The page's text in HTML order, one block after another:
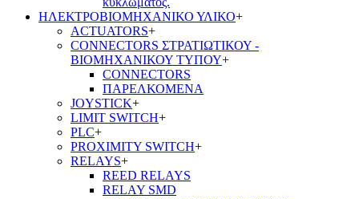
ΗΛΕΚΤΡΟΒΙΟΜΗΧΑΝΙΚΟ ΥΛΙΚΟ+
ACTUATORS+
CONNECTORS ΣΤΡΑΤΙΩΤΙΚΟΥ -
ΒΙΟΜΗΧΑΝΙΚΟΥ ΤΥΠΟΥ+
CONNECTORS
ΠΑΡΕΛΚΟΜΕΝΑ
JOYSTICK+
LIMIT SWITCH+
PLC+
PROXIMITY SWITCH+
RELAYS+
REED RELAYS
RELAY SMD